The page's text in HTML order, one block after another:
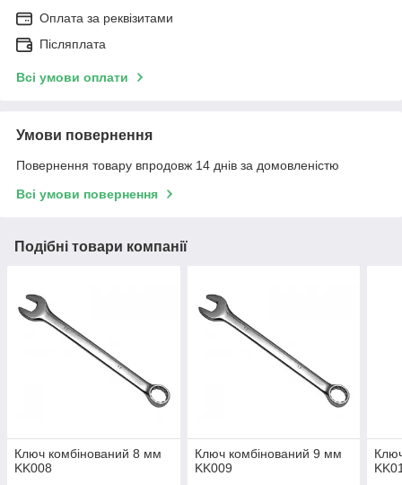
Оплата за реквізитами
Післяплата
Всі умови оплати
Умови повернення
Повернення товару впродовж 14 днів за домовленістю
Всі умови повернення
Подібні товари компанії
Ключ комбінований 8 мм
KK008
Ключ комбінований 9 мм
KK009